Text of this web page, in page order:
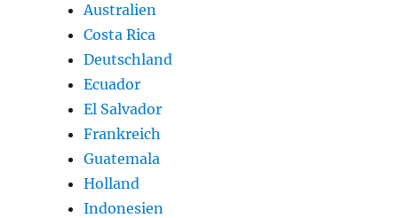
Australien
Costa Rica
Deutschland
Ecuador
El Salvador
Frankreich
Guatemala
Holland
Indonesien